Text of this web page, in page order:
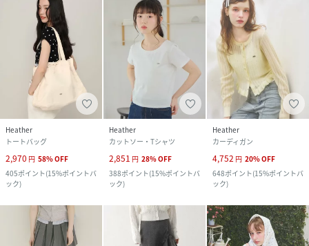
Heather
トートバッグ
2,970 円 58%OFF
405ポイント(15%ポイントバ
ック)
Heather
カットソー・Tシャツ
2,851 円 28%OFF
388ポイント(15%ポイントバ
ック)
Heather
カーディガン
4,752 円 20%OFF
648ポイント(15%ポイントバ
ック)